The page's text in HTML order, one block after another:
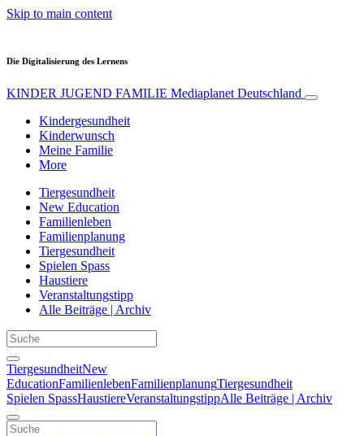
Skip to main content
Die Digitalisierung des Lernens
KINDER JUGEND FAMILIE Mediaplanet Deutschland
Kindergesundheit
Kinderwunsch
Meine Familie
More
Tiergesundheit
New Education
Familienleben
Familienplanung
Tiergesundheit
Spielen Spass
Haustiere
Veranstaltungstipp
Alle Beiträge | Archiv
TiergesundheitNew
EducationFamilienlebenFamilienplanungTiergesundheit
Spielen SpassHaustiereVeranstaltungstippAlle Beiträge | Archiv